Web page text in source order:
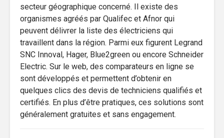
secteur géographique concerné. Il existe des
organismes agréés par Qualifec et Afnor qui
peuvent délivrer la liste des électriciens qui
travaillent dans la région. Parmi eux figurent Legrand
SNC Innoval, Hager, Blue2green ou encore Schneider
Electric. Sur le web, des comparateurs en ligne se
sont développés et permettent d’obtenir en
quelques clics des devis de techniciens qualifiés et
certifiés. En plus d’être pratiques, ces solutions sont
généralement gratuites et sans engagement.